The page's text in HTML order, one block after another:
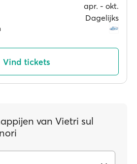
apr. ‐ okt.
Dagelijks
Vind tickets
van Vietri sul